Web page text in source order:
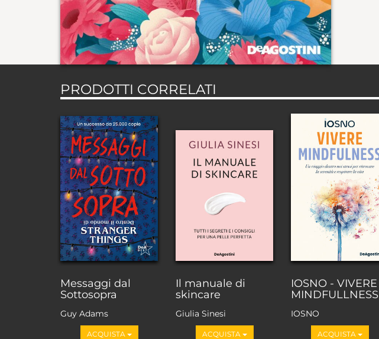
PRODOTTI CORRELATI
Messaggi dal
Sottosopra
Guy Adams
ACQUISTA
Il manuale di
skincare
Giulia Sinesi
ACQUISTA
IOSNO - VIVERE
MINDFULLNESS
IOSNO
ACQUISTA